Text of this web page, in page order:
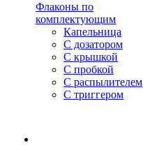
Флаконы по
комплектующим
Капельница
С дозатором
С крышкой
С пробкой
С распылителем
С триггером